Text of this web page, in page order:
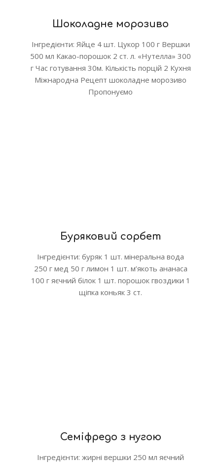
Шоколадне морозиво
Інгредієнти: Яйце 4 шт. Цукор 100 г Вершки
500 мл Какао-порошок 2 ст. л. «Нутелла» 300
г Час готування 30м. Кількість порцій 2 Кухня
Міжнародна Рецепт шоколадне морозиво
Пропонуємо
Буряковий сорбет
Інгредієнти: буряк 1 шт. мінеральна вода
250 г мед 50 г лимон 1 шт. м’якоть ананаса
100 г яєчний білок 1 шт. порошок гвоздики 1
щіпка коньяк 3 ст.
Семіфредо з нугою
Інгредієнти: жирні вершки 250 мл яєчний